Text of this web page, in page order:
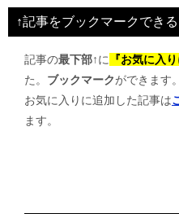
ビ
ゲ
↑記事をブックマークでき
記事の最下部↑に 『お気に入
た。 ブックマークができます。
お気に入りに追加した記事は
ます。